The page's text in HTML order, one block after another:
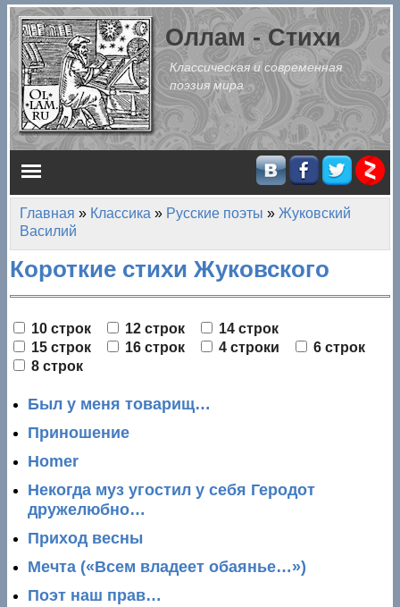
Перейти к основному содержанию
Оллам - Стихи
Классическая и современная
поэзия мира
Главное меню
Вы здесь
Главная » Классика » Русские поэты » Жуковский
Василий
Короткие стихи Жуковского
10 строк 12 строк
14 строк
15 строк
16 строк 4 строки
6 строк
8 строк
Был у меня товарищ…
Приношение
Homer
Некогда муз угостил у себя Геродот
дружелюбно…
Приход весны
Мечта («Всем владеет обаянье…»)
Поэт наш прав…